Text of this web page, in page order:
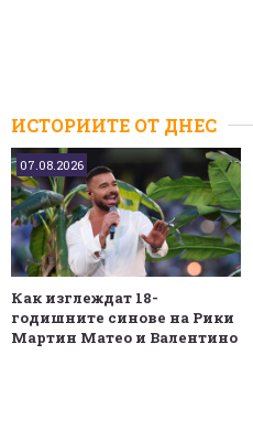
ИСТОРИИТЕ ОТ ДНЕС
07.08.2026
Как изглеждат 18-
годишните синове на Рики
Мартин Матео и Валентино